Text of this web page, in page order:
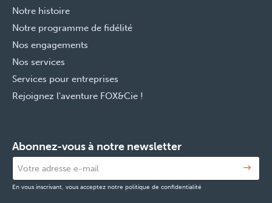
Notre histoire
Notre programme de fidélité
Nos engagements
Nos services
Services pour entreprises
Rejoignez l'aventure FOX&Cie !
Abonnez-vous à notre newsletter
En vous inscrivant, vous acceptez notre politique de confidentialité